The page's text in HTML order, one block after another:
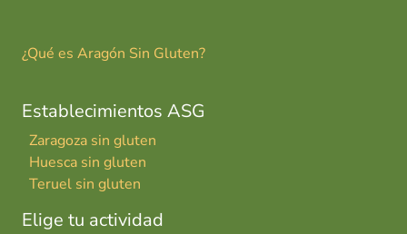
¿Qué es Aragón Sin Gluten?
Establecimientos ASG
Zaragoza sin gluten
Huesca sin gluten
Teruel sin gluten
Elige tu actividad